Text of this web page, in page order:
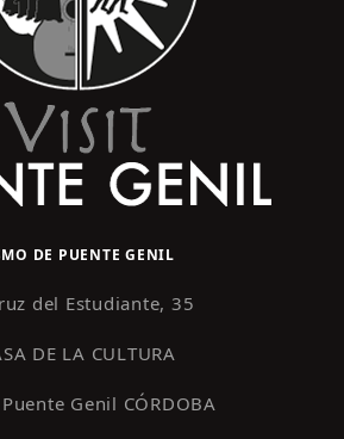
DE PUENTE GENIL
del Estudiante, 35
DE LA CULTURA
Genil CÓRDOBA